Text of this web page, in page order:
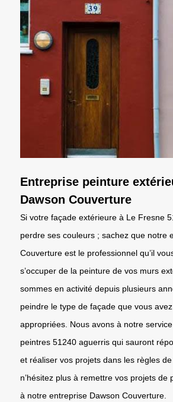
Entreprise peinture
Dawson Couverture
Si votre façade extérieure à Le Fresne
perdre ses couleurs ; sachez que notre
Couverture est le professionnel qu’il
s’occuper de la peinture de vos murs
sommes en activité depuis plusieurs
peindre le type de façade que vous
appropriées. Nous avons à notre
peintres 51240 aguerris qui sauront
et réaliser vos projets dans les règles de
n’hésitez plus à remettre vos projets de
à notre entreprise Dawson Couverture.